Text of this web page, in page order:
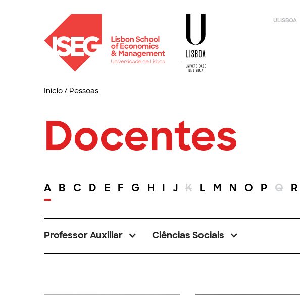
ULISBOA
Início/ Pessoas
Docentes
A B C D E F G H I J K L M N O P Q R
Professor Auxiliar Ciências Sociais